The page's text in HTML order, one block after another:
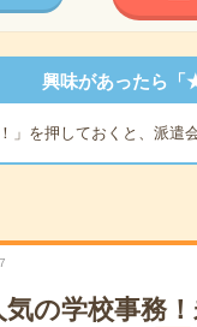
興味があったら「
」を押しておくと、派遣
気の学校事務